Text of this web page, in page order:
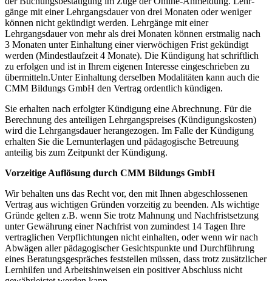
gänge mit einer Lehrgangsdauer von drei Monaten oder weni­ger
können nicht gekündigt werden. Lehrgänge mit einer
Lehrgangsdauer von mehr als drei Monaten können erstmalig nach
3 Monaten unter Einhaltung einer vierwöchigen Frist gekündigt
werden (Min­dest­laufzeit 4 Monate). Die Kündigung hat schrift­lich
zu erfolgen und ist in Ihrem eigenen Interesse eingeschrieben zu
über­mitteln.Unter Einhaltung derselben Modalitäten kann auch die
CMM Bildungs GmbH den Vertrag ordentlich kündigen.
Sie erhalten nach erfolgter Kündigung eine Abrech­nung. Für die
Berechnung des antei­li­gen Lehrgangspreises (Kündi­gungskosten)
wird die Lehrgangsdauer herangezogen. Im Falle der Kündigung
erhalten Sie die Lernunterlagen und pädagogische Betreu­ung
anteilig bis zum Zeitpunkt der Kün­di­gung.
Vorzeitige Auflösung durch CMM Bildungs GmbH
Wir behalten uns das Recht vor, den mit Ihnen abge­schlos­senen
Vertrag aus wichtigen Gründen vorzeitig zu beenden. Als wich­tige
Gründe gelten z.B. wenn Sie trotz Mahnung und Nachfristsetzung
unter Gewährung einer Nachfrist von zumindest 14 Tagen Ihre
vertraglichen Verpflichtungen nicht einhalten, oder wenn wir nach
Abwägen aller päda­gogischer Gesichts­punkte und Durchführung
eines Beratungsgespräches feststellen müssen, dass trotz zusätzlicher
Lern­hilfen und Arbeitshinweisen ein positiver Abschluss nicht